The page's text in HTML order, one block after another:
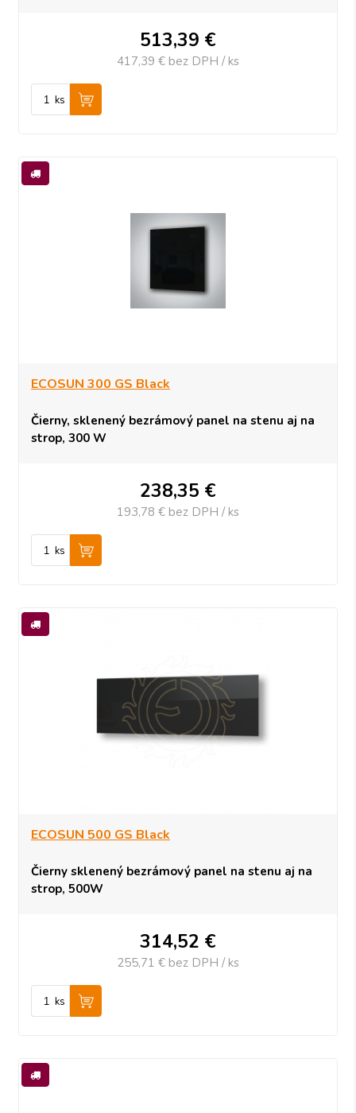
513,39 €
417,39 € bez DPH / ks
ks
ECOSUN 300 GS Black
Čierny, sklenený bezrámový panel na stenu aj na
strop, 300 W
238,35 €
193,78 € bez DPH / ks
ks
ECOSUN 500 GS Black
Čierny sklenený bezrámový panel na stenu aj na
strop, 500W
314,52 €
255,71 € bez DPH / ks
ks